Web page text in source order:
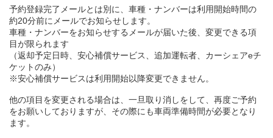
予約登録完了メールとは別に、車種・ナンバーは利用開始時間の
約20分前にメールでお知らせします。
車種・ナンバーをお知らせするメールが届いた後、変更できる項
目が限られます
（返却予定日時、安心補償サービス、追加運転者、カーシェアeチ
ケットのみ）
※安心補償サービスは利用開始以降変更できません。
他の項目を変更される場合は、一旦取り消しをして、再度ご予約
をお願いしておりますが、その際にも車両準備時間が必要となり
ます。